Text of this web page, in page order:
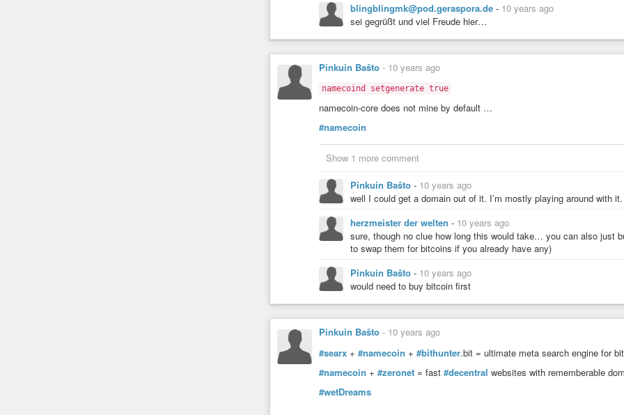
blingblingmk@pod.geraspora.de - 10 years ago
sei gegrüßt und viel Freude hier…
Pinkuin Baŝto - 10 years ago
namecoind setgenerate true
namecoin-core does not mine by default …
#namecoin
Show 1 more comment
Pinkuin Baŝto - 10 years ago
well I could get a domain out of it. I’m mostly playing around with it.
herzmeister der welten - 10 years ago
sure, though no clue how long this would take… you can also just
to swap them for bitcoins if you already have any)
Pinkuin Baŝto - 10 years ago
would need to buy bitcoin first
Pinkuin Baŝto - 10 years ago
#searx + #namecoin + #bithunter.bit = ultimate meta search engine for
#namecoin + #zeronet = fast #decentral websites with rememberable
#wetDreams